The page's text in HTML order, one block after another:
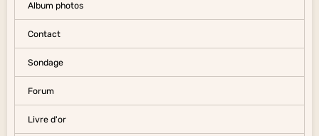
Album photos
Contact
Sondage
Forum
Livre d'or